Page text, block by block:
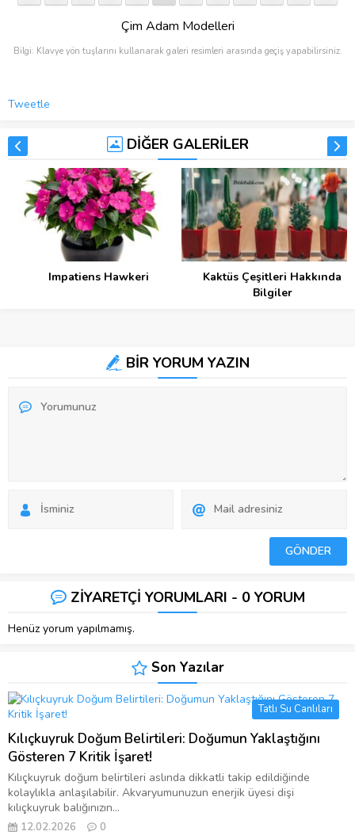
Çim Adam Modelleri
Bilgi: Klavye yön tuşlarını kullanarak galeri resimleri arasında geçiş yapabilirsiniz.
Tweetle
DİĞER GALERİLER
Impatiens Hawkeri
Kaktüs Çeşitleri Hakkında
Bilgiler
BİR YORUM YAZIN
ZİYARETÇİ YORUMLARI - 0 YORUM
Henüz yorum yapılmamış.
Son Yazılar
Tatlı Su Canlıları
Kılıçkuyruk Doğum Belirtileri: Doğumun Yaklaştığını
Gösteren 7 Kritik İşaret!
Kılıçkuyruk doğum belirtileri aslında dikkatli takip edildiğinde
kolaylıkla anlaşılabilir. Akvaryumunuzun enerjik üyesi dişi
kılıçkuyruk balığınızın...
12.02.2026 0